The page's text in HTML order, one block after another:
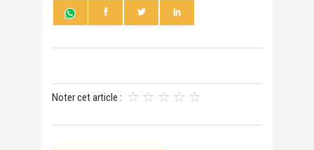
Noter cet article :